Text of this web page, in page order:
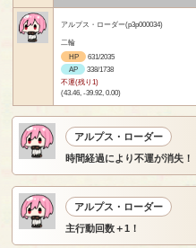
アルプス・ローダー(p3p000034)
二輪
HP
631/2035
AP
338/1738
不運(残り1)
(43.46, -39.92, 0.00)
アルプス・ローダー
時間経過により不運が消失！
アルプス・ローダー
主行動回数＋1！